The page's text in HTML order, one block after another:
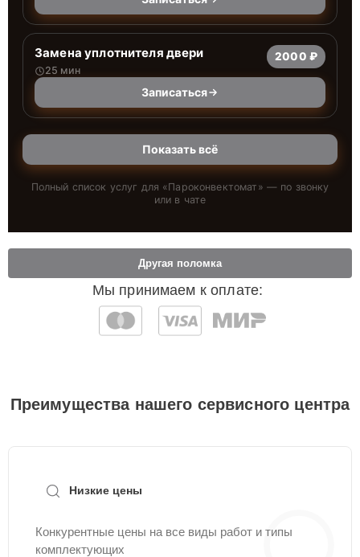
Замена уплотнителя двери
25 мин
2000 ₽
Записаться
Показать всё
Полный список услуг для «Пароконвектомат » — по звонку
или в чате
Мы принимаем к оплате:
Другая поломка
Преимущества нашего сервисного центра
Низкие цены
Конкурентные цены на все виды работ и типы
комплектующих